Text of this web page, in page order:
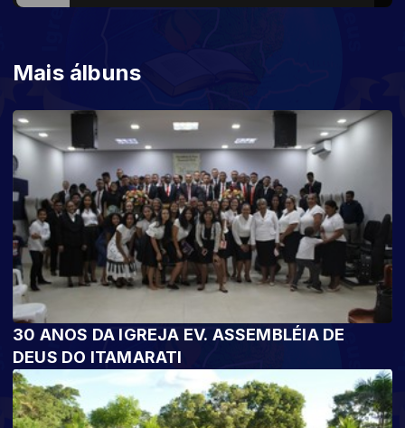
Mais álbuns
30 ANOS DA IGREJA EV. ASSEMBLÉIA DE
DEUS DO ITAMARATI